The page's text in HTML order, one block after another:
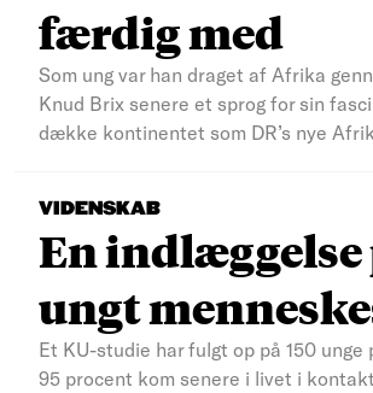
færdig med
Som ung var han draget af Afrika
Knud Brix senere et sprog for sin
dække kontinentet som DR’s nye
VIDENSKAB
En
ungt
Et KU-studie har fulgt op på 150
95 procent kom senere i livet i